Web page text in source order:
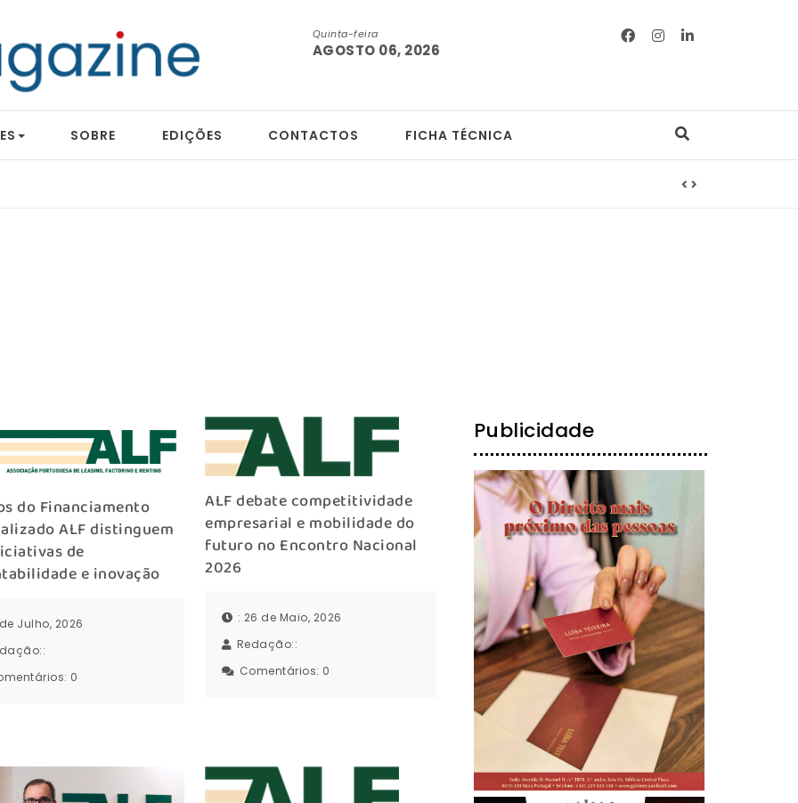
Quinta-feira
AGOSTO 06, 2026
SOBRE EDIÇÕES CONTACTOS FICHA TÉCNICA
do Financiamento
ALF distinguem
de
e inovação
Julho, 2026
0
ALF debate competitividade
empresarial e mobilidade do
futuro no Encontro Nacional
2026
: 26 de Maio, 2026
Redação::
Comentários: 0
Publicidade